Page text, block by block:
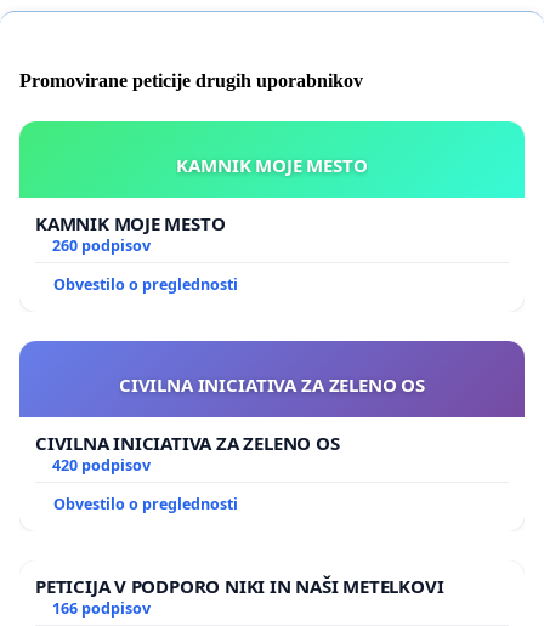
Promovirane peticije drugih uporabnikov
KAMNIK MOJE MESTO
KAMNIK MOJE MESTO
260 podpisov
Obvestilo o preglednosti
CIVILNA INICIATIVA ZA ZELENO OS
CIVILNA INICIATIVA ZA ZELENO OS
420 podpisov
Obvestilo o preglednosti
PETICIJA V PODPORO NIKI IN NAŠI METELKOVI
166 podpisov